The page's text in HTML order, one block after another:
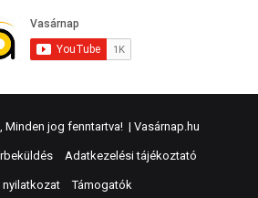
Minden jog fenntartva! | Vasárnap.hu
Adatkezelési tájékoztató
Támogatók